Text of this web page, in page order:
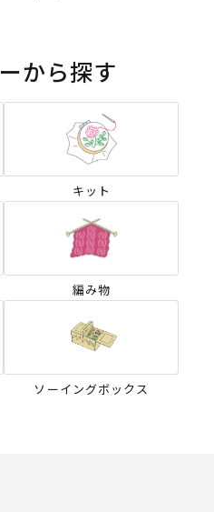
から探す
キット
編み物
ソーイングボックス